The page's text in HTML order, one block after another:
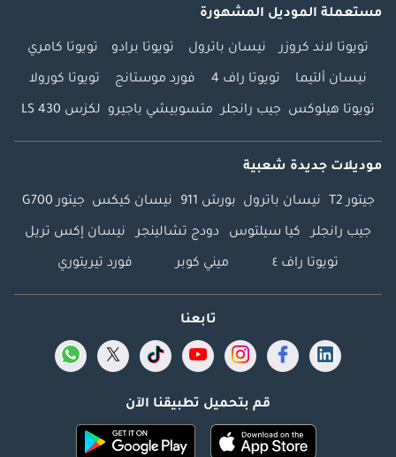
مستعملة الموديل المشهورة
تويوتا لاند كروزر نيسان باترول تويوتا برادو تويوتا كامري
نيسان ألتيما تويوتا راف 4 فورد موستانج تويوتا كورولا
تويوتا هيلوكس جيب رانجلر متسوبيشي باجيرو لكزس LS 430
موديلات جديدة شعبية
جيتور T2 نيسان باترول بورش 911 نيسان كيكس جيتور G700
جيب رانجلر كيا سيلتوس دودج تشالينجر نيسان إكس تريل
تويوتا راف ٤ ميني كوبر فورد تيريتوري
تابعنا
قم بتحميل تطبيقنا الآن